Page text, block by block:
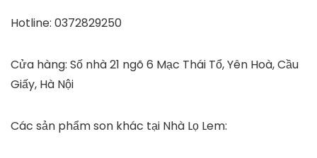
Hotline: 0372829250
Cửa hàng: Số nhà 21 ngõ 6 Mạc Thái Tổ, Yên Hoà, Cầu
Giấy, Hà Nội
Các sản phẩm son khác tại Nhà Lọ Lem: